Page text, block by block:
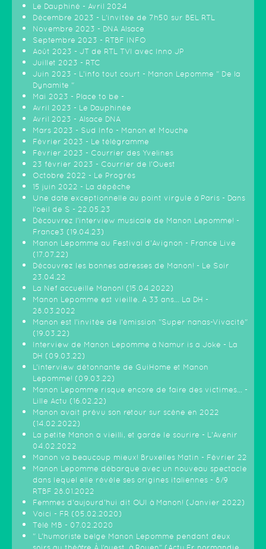
Le Dauphiné - Avril 2024
Décembre 2023 - L'invitée de 7h50 sur BEL RTL
Novembre 2023 - DNA Alsace
Septembre 2023 - RTBF INFO
Août 2023 - JT de RTL TVI avec Inno JP
Juillet 2023 - RTC
Juin 2023 - L'info tout court - Manon Lepomme " De la
Dynamite "
Mai 2023 - Place to be -
Avril 2023 - Le Dauphinée
Avril 2023 - Alsace DNA
Mars 2023 - Sud Info - Manon et Mouche
Février 2023 - Le télégramme
Février 2023 - Courrier des Yvelines
23 février 2023 - Courrier de l'Ouest
Octobre 2022 - Le Progrès
15 juin 2022 - La dépêche
Une date exceptionnelle au point virgule à Paris - Dans
l'oeil de S - 22.05.23
Découvrez l'interview musicale de Manon Lepomme! -
France3 (19.04.23)
Manon Lepomme au Festival d'Avignon - France Live
(17.07.22)
Découvrez les bonnes adresses de Manon! - Le Soir
23.04.22
La Nef accueille Manon! (15.04.2022)
Manon Lepomme est vieille. A 33 ans… La DH -
28.03.2022
Manon est l'invitée de l'émission "Super nanas-Vivacité"
(19.03.22)
Interview de Manon Lepomme à Namur is a Joke - La
DH (09.03.22)
L’interview détonnante de GuiHome et Manon
Lepomme! (09.03.22)
Manon Lepomme risque encore de faire des victimes… -
Lille Actu (16.02.22)
Manon avait prévu son retour sur scène en 2022
(14.02.2022)
La petite Manon a vieilli, et garde le sourire - L'Avenir
04.02.2022
Manon va beaucoup mieux! Bruxelles Matin - Février 22
Manon Lepomme débarque avec un nouveau spectacle
dans lequel elle révèle ses origines italiennes - 8/9
RTBF 28.01.2022
Femmes d'aujourd'hui dit OUI à Manon! (Janvier 2022)
Voici - FR (05.02.2020)
Télé MB - 07.02.2020
" L’humoriste belge Manon Lepomme pendant deux